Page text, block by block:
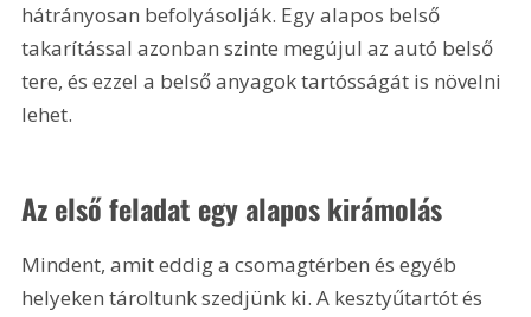
hátrányosan befolyásolják. Egy alapos belső
takarítással azonban szinte megújul az autó belső
tere, és ezzel a belső anyagok tartósságát is növelni
lehet.
Az első feladat egy alapos kirámolás
Mindent, amit eddig a csomagtérben és egyéb
helyeken tároltunk szedjünk ki. A kesztyűtartót és